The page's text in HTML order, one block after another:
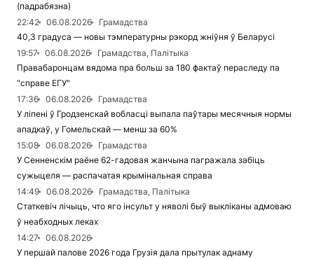
(падрабязна)
22:42
06.08.2026
Грамадства
40,3 градуса — новы тэмпературны рэкорд жніўня ў Беларусі
19:57
06.08.2026
Грамадства, Палітыка
Правабаронцам вядома пра больш за 180 фактаў пераследу па
"справе ЕГУ"
17:36
06.08.2026
Грамадства
У ліпені ў Гродзенскай вобласці выпала паўтары месячныя нормы
ападкаў, у Гомельскай — менш за 60%
15:08
06.08.2026
Грамадства
У Сенненскім раёне 62-гадовая жанчына пагражала забіць
сужыцеля — распачатая крымінальная справа
14:49
06.08.2026
Грамадства, Палітыка
Статкевіч лічыць, что яго інсульт у няволі быў выкліканы адмоваю
ў неабходных леках
14:27
06.08.2026
У першай палове 2026 года Грузія дала прытулак аднаму